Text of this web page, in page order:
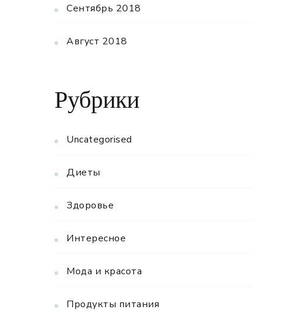
Сентябрь 2018
Август 2018
Рубрики
Uncategorised
Диеты
Здоровье
Интересное
Мода и красота
Продукты питания